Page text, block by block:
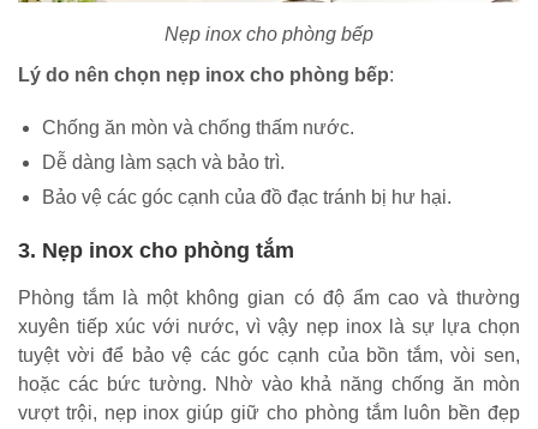
Nẹp inox cho phòng bếp
Lý do nên chọn nẹp inox cho phòng bếp:
Chống ăn mòn và chống thấm nước.
Dễ dàng làm sạch và bảo trì.
Bảo vệ các góc cạnh của đồ đạc tránh bị hư hại.
3. Nẹp inox cho phòng tắm
Phòng tắm là một không gian có độ ẩm cao và thường
xuyên tiếp xúc với nước, vì vậy nẹp inox là sự lựa chọn
tuyệt vời để bảo vệ các góc cạnh của bồn tắm, vòi sen,
hoặc các bức tường. Nhờ vào khả năng chống ăn mòn
vượt trội, nẹp inox giúp giữ cho phòng tắm luôn bền đẹp